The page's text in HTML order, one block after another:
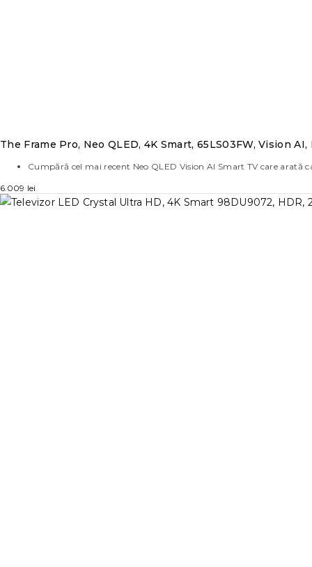
The Frame Pro, Neo QLED, 4K Smart, 65LS03FW, Vision AI,
Cumpără cel mai recent Neo QLED Vision AI Smart TV care arată
6.009 lei